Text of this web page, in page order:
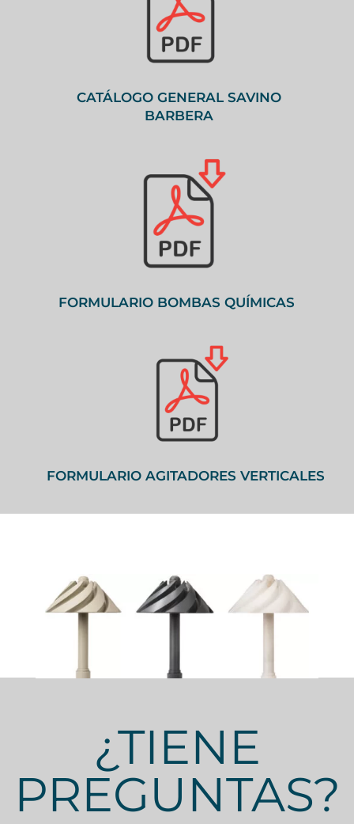
CATÁLOGO GENERAL SAVINO
BARBERA
FORMULARIO BOMBAS QUÍMICAS
FORMULARIO AGITADORES VERTICALES
¿TIENE
PREGUNTAS?